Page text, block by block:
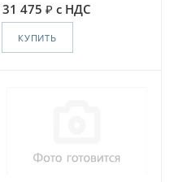
31 475 с НДС
КУПИТЬ